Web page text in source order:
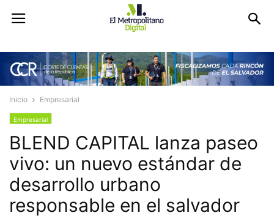
Inicio Empresarial
Empresarial
BLEND CAPITAL lanza paseo
vivo: un nuevo estándar de
desarrollo urbano
responsable en el salvador